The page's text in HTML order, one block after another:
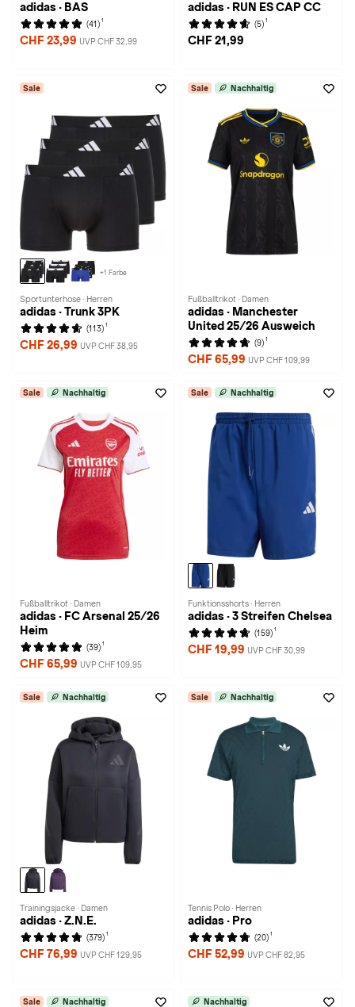
adidas · BAS
(41) 1
CHF 23,99 UVP CHF 32,99
adidas · RUN ES CAP CC
(5) 1
CHF 21,99
Sale
+1 Farbe
Sportunterhose · Herren
adidas · Trunk 3PK
(113) 1
CHF 26,99 UVP CHF 38,95
Sale Nachhaltig
Fußballtrikot · Damen
adidas · Manchester
United 25/26 Ausweich
(9) 1
CHF 65,99 UVP CHF 109,99
Sale Nachhaltig
Fußballtrikot · Damen
adidas · FC Arsenal 25/26
Heim
(39) 1
CHF 65,99 UVP CHF 109,95
Sale Nachhaltig
Funktionsshorts · Herren
adidas · 3 Streifen Chelsea
(159) 1
CHF 19,99 UVP CHF 30,99
Sale Nachhaltig
Trainingsjacke · Damen
adidas · Z.N.E.
(379) 1
CHF 76,99 UVP CHF 129,95
Sale Nachhaltig
Tennis Polo · Herren
adidas · Pro
(20) 1
CHF 52,99 UVP CHF 82,95
Sale Nachhaltig
Nachhaltig